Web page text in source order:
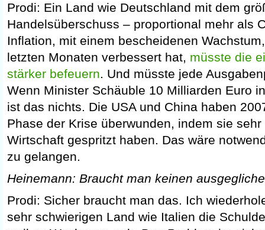
Prodi: Ein Land wie Deutschland mit dem
Handelsüberschuss – proportional mehr als
Inflation, mit einem bescheidenen
letzten Monaten verbessert hat, müsste die
stärker befeuern . Und müsste jede
Wenn Minister Schäuble 10 Milliarden Euro
ist das nichts. Die USA und China haben
Phase der Krise überwunden, indem sie
Wirtschaft gespritzt haben. Das wäre
zu gelangen.
Heinemann: Braucht man keinen
Prodi: Sicher braucht man das. Ich
sehr schwierigen Land wie Italien die